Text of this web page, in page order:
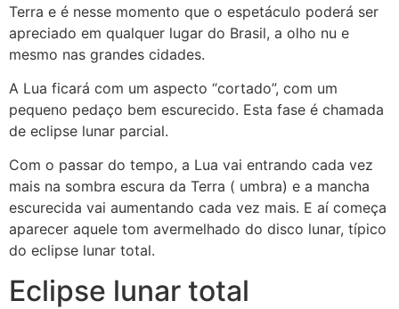
Terra e é nesse momento que o espetáculo poderá ser
apreciado em qualquer lugar do Brasil, a olho nu e
mesmo nas grandes cidades.
A Lua ficará com um aspecto “cortado”, com um
pequeno pedaço bem escurecido. Esta fase é chamada
de eclipse lunar parcial.
Com o passar do tempo, a Lua vai entrando cada vez
mais na sombra escura da Terra ( umbra) e a mancha
escurecida vai aumentando cada vez mais. E aí começa
aparecer aquele tom avermelhado do disco lunar, típico
do eclipse lunar total.
Eclipse lunar total